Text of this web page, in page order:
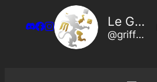
Le Griffon Ludique
@griffon@legriffonludique.fr